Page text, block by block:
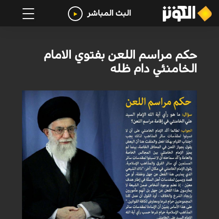
البث المباشر
حكم مراسم اللعن بفتوي الامام
الخامنئي دام ظله